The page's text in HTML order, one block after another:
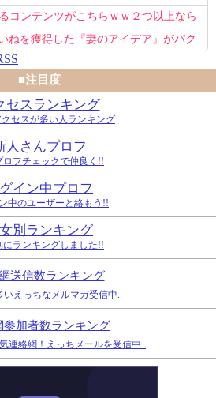
コンテンツがこちらｗｗ２つ以上なら
ねを獲得した『妻のアイデア』がパク
■注目度
セスランキング
セスが多い人ランキング
人さんプロフ
ロフチェックで仲良く!!
イン中プロフ
中のユーザーと絡もう!!
別ランキング
にランキングしました!!
送信数ランキング
いえっちなメルマガ受信中..
参加者数ランキング
連絡網！えっちメールを受信中..